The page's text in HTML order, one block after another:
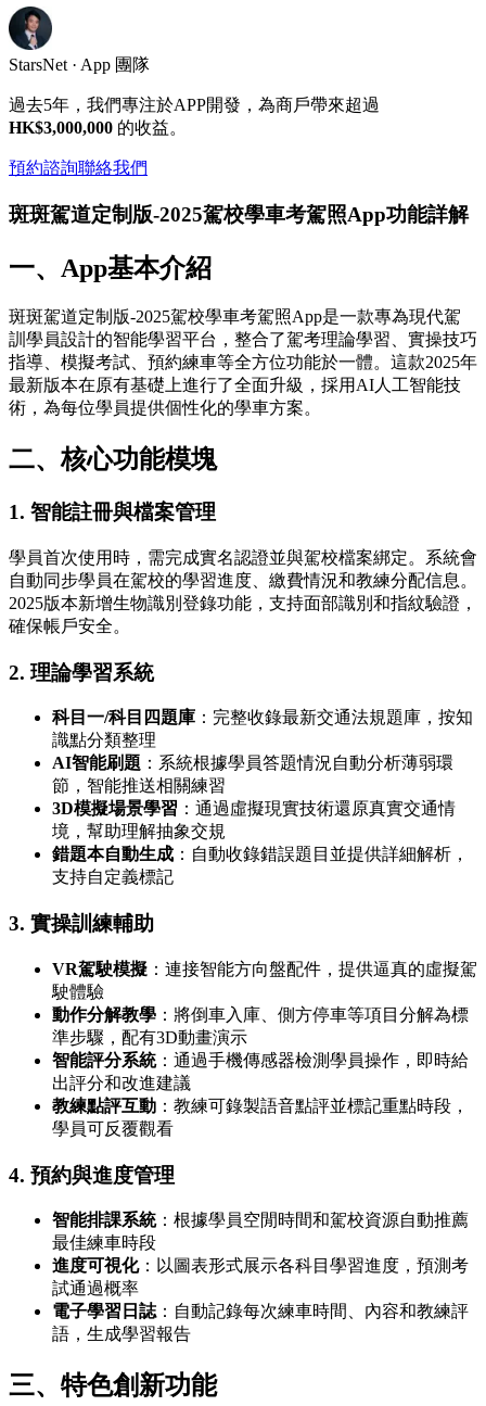
StarsNet · App 團隊
過去5年，我們專注於APP開發，為商戶帶來超過
HK$3,000,000 的收益。
預約諮詢聯絡我們
斑斑駕道定制版-2025駕校學車考駕照App功能詳解
一、App基本介紹
斑斑駕道定制版-2025駕校學車考駕照App是一款專為現代駕
訓學員設計的智能學習平台，整合了駕考理論學習、實操技巧
指導、模擬考試、預約練車等全方位功能於一體。這款2025年
最新版本在原有基礎上進行了全面升級，採用AI人工智能技
術，為每位學員提供個性化的學車方案。
二、核心功能模塊
1. 智能註冊與檔案管理
學員首次使用時，需完成實名認證並與駕校檔案綁定。系統會
自動同步學員在駕校的學習進度、繳費情況和教練分配信息。
2025版本新增生物識別登錄功能，支持面部識別和指紋驗證，
確保帳戶安全。
2. 理論學習系統
科目一/科目四題庫 ：完整收錄最新交通法規題庫，按知
識點分類整理
AI智能刷題 ：系統根據學員答題情況自動分析薄弱環
節，智能推送相關練習
3D模擬場景學習 ：通過虛擬現實技術還原真實交通情
境，幫助理解抽象交規
錯題本自動生成 ：自動收錄錯誤題目並提供詳細解析，
支持自定義標記
3. 實操訓練輔助
VR駕駛模擬 ：連接智能方向盤配件，提供逼真的虛擬駕
駛體驗
動作分解教學 ：將倒車入庫、側方停車等項目分解為標
準步驟，配有3D動畫演示
智能評分系統：通過手機傳感器檢測學員操作，即時給
出評分和改進建議
教練點評互動 ：教練可錄製語音點評並標記重點時段，
學員可反覆觀看
4. 預約與進度管理
智能排課系統：根據學員空閒時間和駕校資源自動推薦
最佳練車時段
進度可視化：以圖表形式展示各科目學習進度，預測考
試通過概率
電子學習日誌 ：自動記錄每次練車時間、內容和教練評
語，生成學習報告
三、特色創新功能